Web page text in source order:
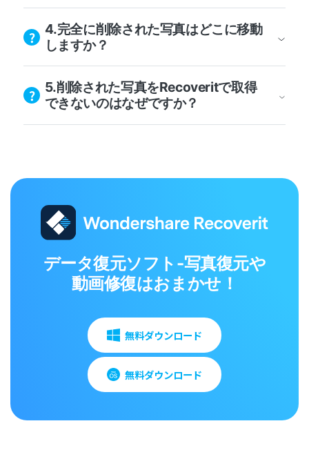
4.完全に削除された写真はどこに移動
しますか？
5.削除された写真をRecoveritで取得
できないのはなぜですか？
データ復元ソフト-写真復元や
動画修復はおまかせ！
無料ダウンロード
無料ダウンロード